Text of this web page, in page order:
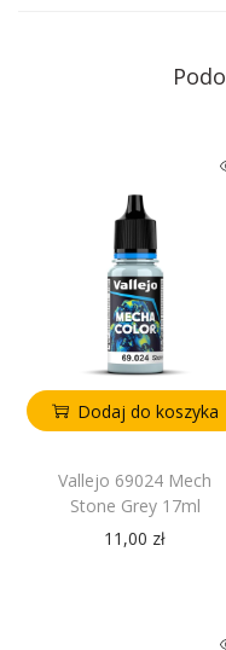
Dodaj do koszyka
Vallejo 69024 Mech
Stone Grey 17ml
11,00 zł